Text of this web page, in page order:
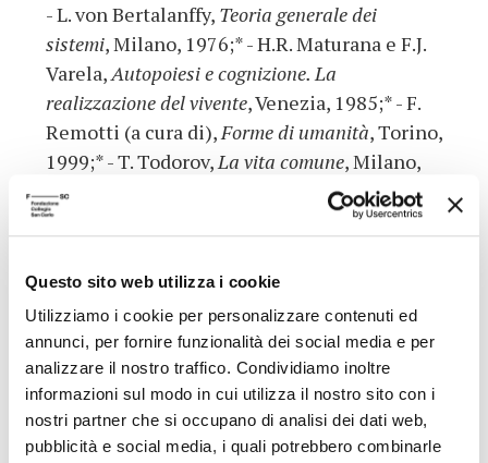
Questo sito web utilizza i cookie
Utilizziamo i cookie per personalizzare contenuti ed
annunci, per fornire funzionalità dei social media e per
analizzare il nostro traffico. Condividiamo inoltre
informazioni sul modo in cui utilizza il nostro sito con i
nostri partner che si occupano di analisi dei dati web,
pubblicità e social media, i quali potrebbero combinarle
- L. von Bertalanffy, Teoria generale dei
sistemi, Milano, 1976;* - H.R. Maturana e F.J.
Varela,Autopoiesi e cognizione. La
realizzazione del vivente, Venezia, 1985;* - F.
Remotti (a cura di),Forme di umanità, Torino,
1999;* - T. Todorov,La vita comune, Milano,
1998.*
corso di acquisizione, per la consultazione e il prestito presso
la Biblioteca della Fondazione Collegio San Carlo (lun.-ven. 9-
19)
Presso la sede della Biblioteca, dopo una settimana dalla data
della conferenza, è possibile ascoltarne la registrazione.